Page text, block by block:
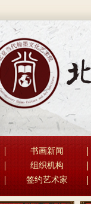
书画新闻
组织机构
签约艺术家